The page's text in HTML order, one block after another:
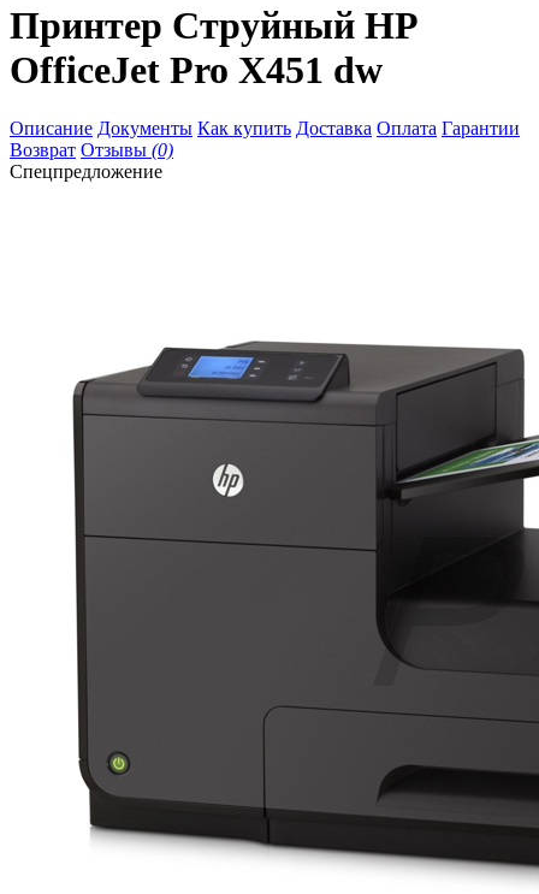
Принтер Струйный HP
OfficeJet Pro X451 dw
Описание Документы Как купить Доставка Оплата Гарантии
Возврат Отзывы (0)
Спецпредложение